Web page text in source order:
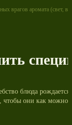
врагов аромата (свет,
блюда
они как можно